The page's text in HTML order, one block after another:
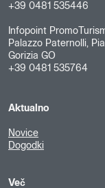
+39 0481 535446
Infopoint
Palazzo Paternolli,
Gorizia GO
+39 0481 535764
Aktualno
Novice
Dogodki
Več